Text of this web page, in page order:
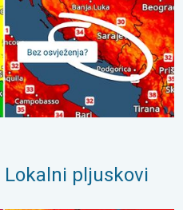
Lokalni pljuskovi